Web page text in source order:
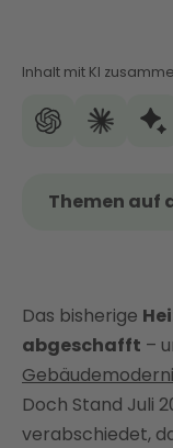
Inhalt mit KI
Themen auf
(GModG) –
Heizungsgesetz?
Aktueller
Die wichtigsten
Das bisherige
abgeschafft –
Doch Stand Juli
verabschiedet,